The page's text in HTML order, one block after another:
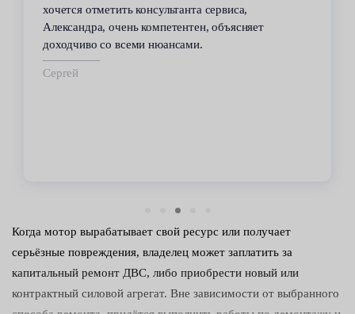
всегда помогал решить возникающие с
автомобилем проблемы. Все работы по
техобслуживанию проводились качественно и в
срок.
Когда мотор вырабатывает свой ресурс или получает
серьёзные повреждения, владелец может заплатить за
капитальный ремонт ДВС, либо приобрести новый или
контрактный силовой агрегат. Вне зависимости от выбранного